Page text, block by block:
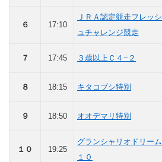
６ 17:10
ＪＲＡ認定競走フレッシ
ュチャレンジ競走
７ 17:45 ３歳以上Ｃ４−２
８ 18:15 キタコブシ特別
９ 18:50 オオデマリ特別
１０ 19:25
グランシャリオドリーム
１０